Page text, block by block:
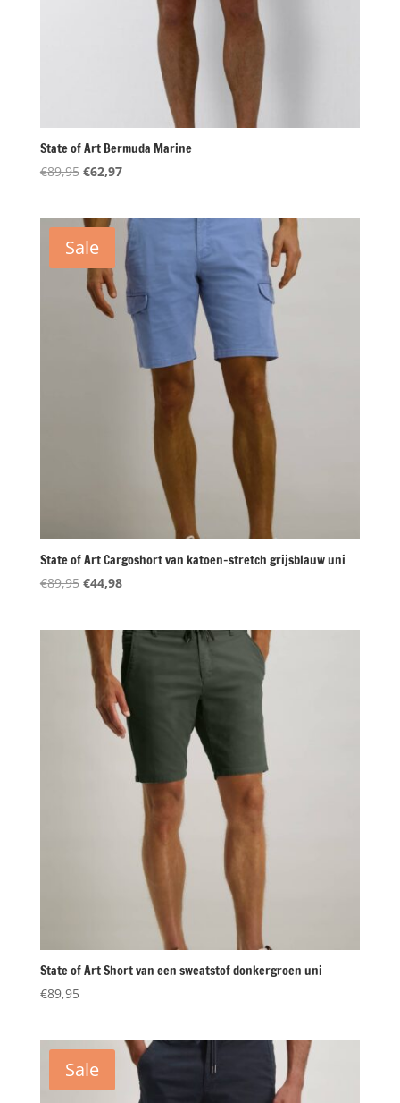
State of Art Bermuda Marine
€89,95 Oorspronkelijke
€89,95.
€62,97Huidige
€62,97.
Sale
State of Art Cargoshort van katoen-stretch grijsblauw uni
€89,95 Oorspronkelijke
€89,95.
€44,98Huidige
€44,98.
State of Art Short van een sweatstof donkergroen uni
€89,95
Sale